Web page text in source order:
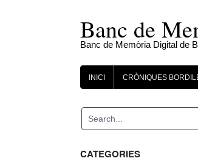
Banc de
Banc de Memòria Digital de
INICI CRÒNIQUES
CATEGORIES